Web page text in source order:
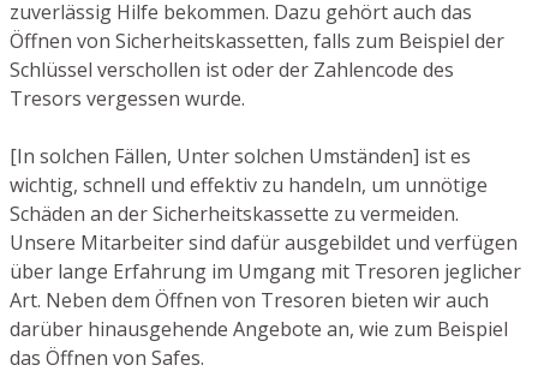
zuverlässig Hilfe bekommen. Dazu gehört auch das
Öffnen von Sicherheitskassetten, falls zum Beispiel der
Schlüssel verschollen ist oder der Zahlencode des
Tresors vergessen wurde.
[In solchen Fällen, Unter solchen Umständen] ist es
wichtig, schnell und effektiv zu handeln, um unnötige
Schäden an der Sicherheitskassette zu vermeiden.
Unsere Mitarbeiter sind dafür ausgebildet und verfügen
über lange Erfahrung im Umgang mit Tresoren jeglicher
Art. Neben dem Öffnen von Tresoren bieten wir auch
darüber hinausgehende Angebote an, wie zum Beispiel
das Öffnen von Safes.